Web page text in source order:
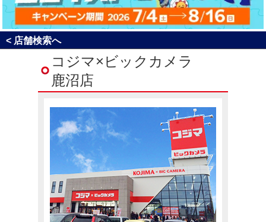
決算売り尽くしセール！
コジマ×ブルーロック コラボキャンペーン「エゴイ…
コジ坊＆マコちゃんのLINEスタンプ好評販売中！
4月24日(金)～10月31日(土)
エアコン2027年問題！
12月23日(火)～12月31日(木)
< 店舗検索へ
コジマ×ビックカメラ
鹿沼店